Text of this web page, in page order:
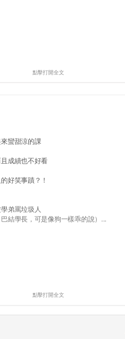
點擊打開全文
蠻甜涼的課
成績也不好看
好笑事蹟？！
弟罵垃圾人
結學長，可是像狗一樣乖的說）...
點擊打開全文